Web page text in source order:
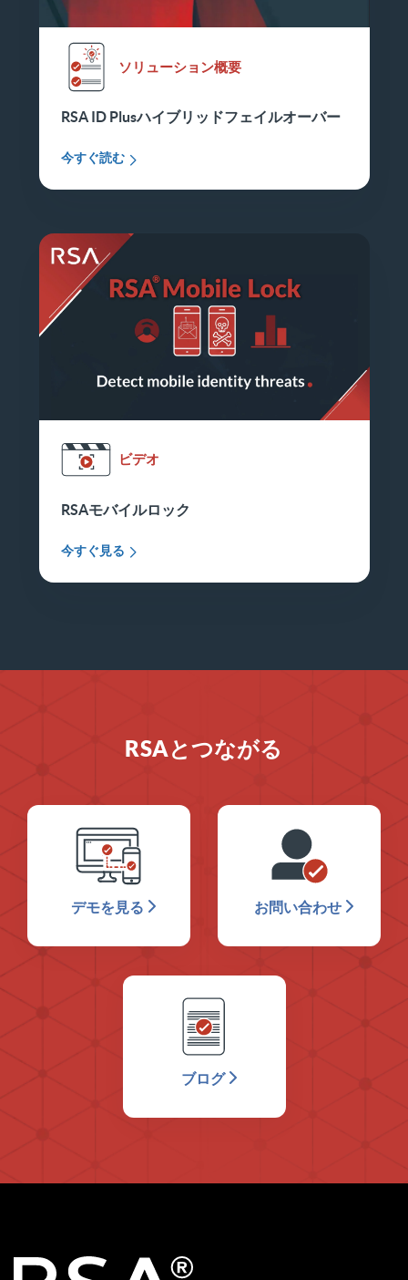
ソリューション概要
RSA ID Plusハイブリッドフェイルオーバー
今すぐ読む
ビデオ
RSAモバイルロック
今すぐ見る
RSAとつながる
デモを見る お問い合わせ
ブログ